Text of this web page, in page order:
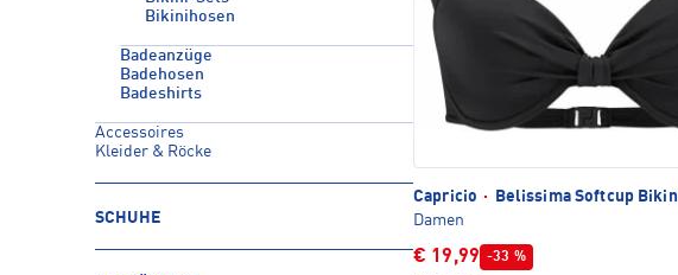
Bikinihosen
Badeanzüge
Badehosen
Badeshirts
Accessoires
Kleider & Röcke
SCHUHE
Capricio ·
Belissima Softcup
Damen
€ 19,99 -33 %